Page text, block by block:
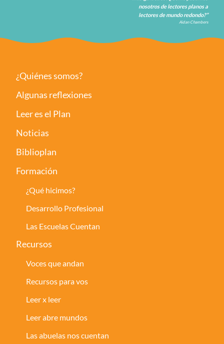
nosotros de lectores planos a
lectores de mundo redondo?”
Aidan Chambers
¿Quiénes somos?
Algunas reflexiones
Leer es el Plan
Noticias
Biblioplan
Formación
¿Qué hicimos?
Desarrollo Profesional
Las Escuelas Cuentan
Recursos
Voces que andan
Recursos para vos
Leer x leer
Leer abre mundos
Las abuelas nos cuentan